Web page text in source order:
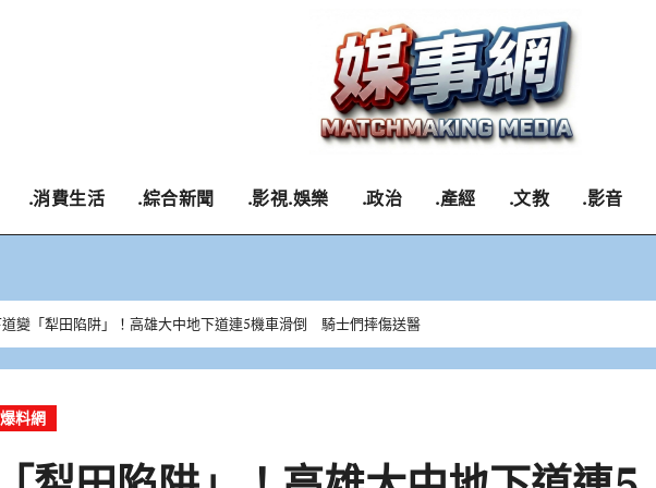
.消費生活 .綜合新聞 .影視.娛樂 .政治 .產經 .文教 .影音
變「犁田陷阱」！高雄大中地下道連5機車滑倒 騎士們摔傷送醫
料網